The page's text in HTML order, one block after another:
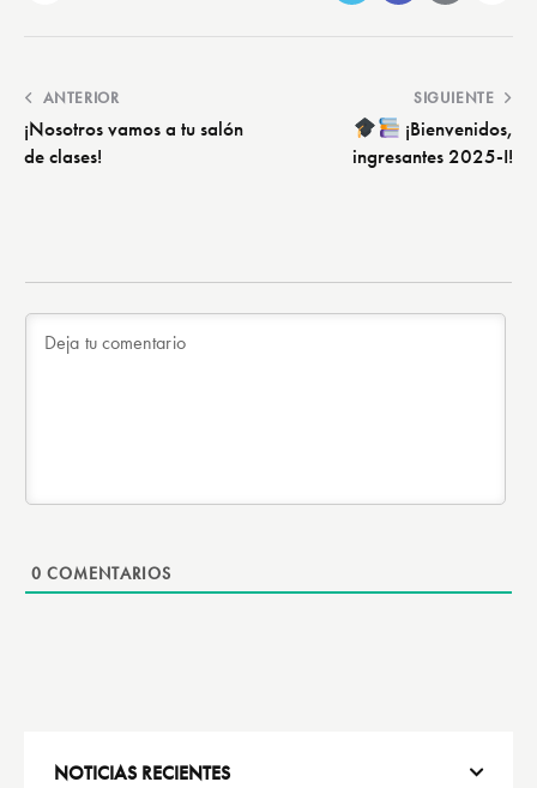
ANTERIOR
¡Nosotros vamos a tu salón
de clases!
SIGUIENTE
¡Bienvenidos,
ingresantes 2025-I!
0 COMENTARIOS
NOTICIAS RECIENTES